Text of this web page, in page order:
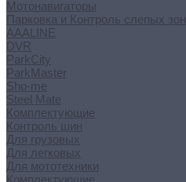
Мотонавигаторы
Парковка и Контроль слепых зон
AAALINE
DVR
ParkCity
ParkMaster
Sho-me
Steel Mate
Комплектующие
Контроль шин
Для грузовых
Для легковых
Для мототехники
Комплектующие